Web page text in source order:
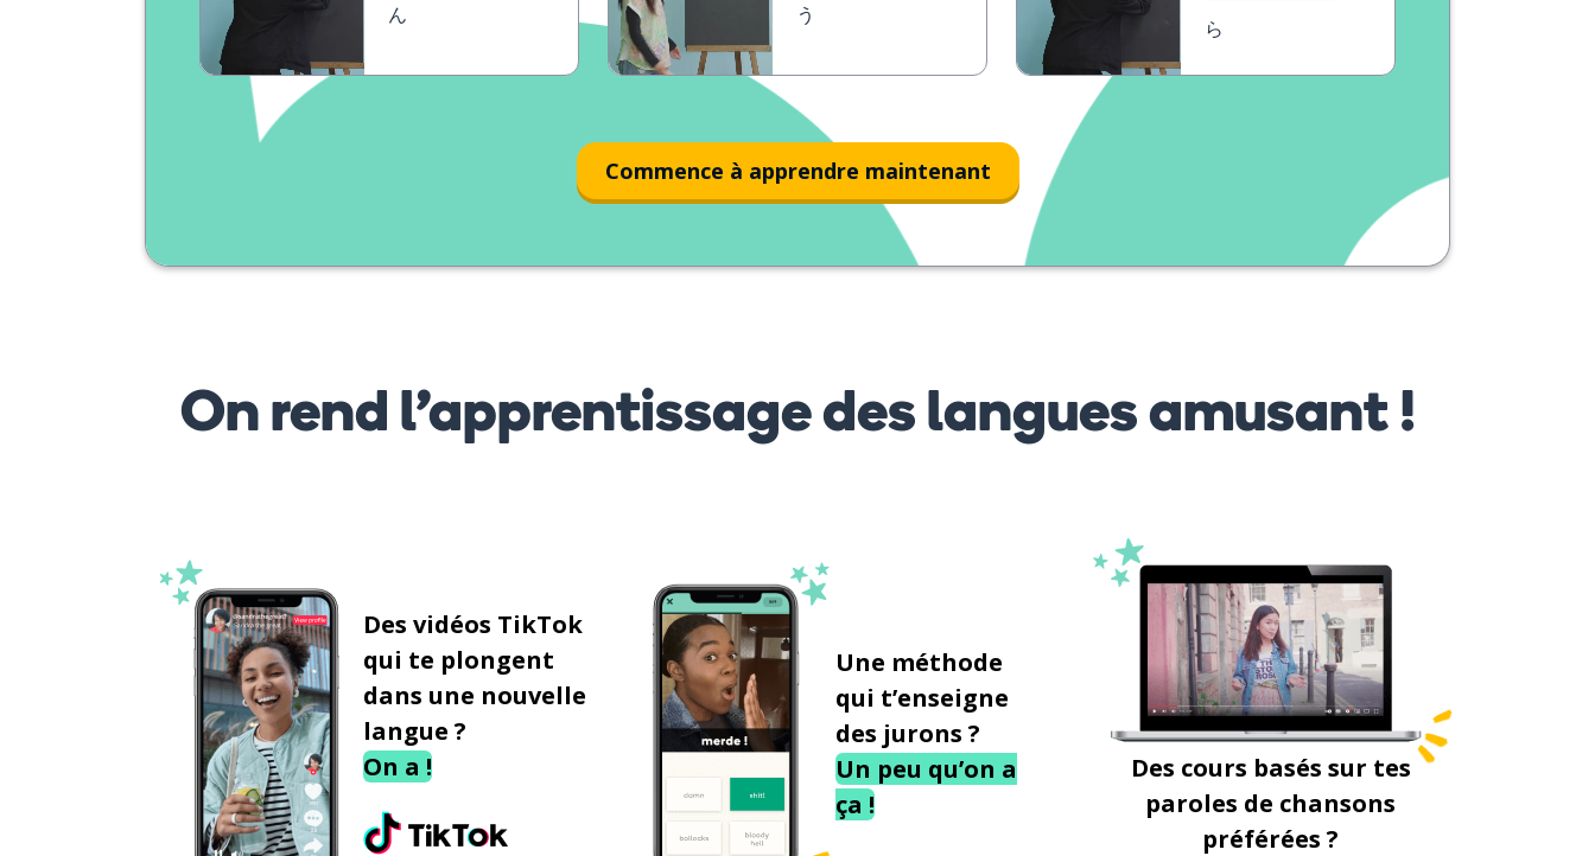
ん
う
ら
Commence à apprendre maintenant
On rend l’apprentissage des langues amusant !
Des vidéos TikTok
qui te plongent
dans une nouvelle
langue ?
On a !
Une méthode
qui t’enseigne
des jurons ?
Un peu qu’on a
ça !
Des cours basés sur tes
paroles de chansons
préférées ?